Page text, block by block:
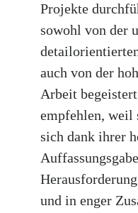
Projekte
sowohl von der
auch von der
Arbeit
empfehlen, weil
sich dank ihrer
und in enger